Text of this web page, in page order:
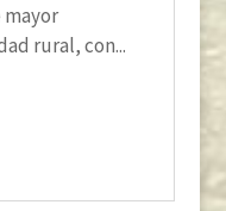
mayor
rural, con...